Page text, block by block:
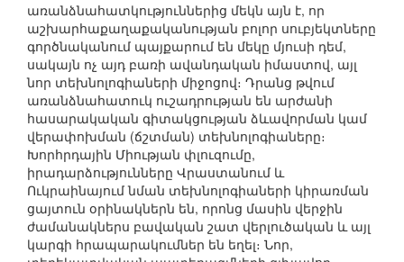
առանձնահատկություններից մեկն այն է, որ
աշխարհաքաղաքականության բոլոր սուբյեկտները
գործնականում պայքարում են մեկը մյուսի դեմ,
սակայն ոչ այդ բառի ավանդական իմաստով, այլ
նոր տեխնոլոգիաների միջոցով։ Դրանց թվում
առանձնահատուկ ուշադրության են արժանի
հասարակական գիտակցության ձևավորման կամ
վերափոխման (ճշտման) տեխնոլոգիաները։
Խորհրդային Միության փլուզումը,
իրադարձությունները Վրաստանում և
Ուկրաինայում նման տեխնոլոգիաների կիրառման
ցայտուն օրինակներն են, որոնց մասին վերջին
ժամանակներս բավական շատ վերլուծական և այլ
կարգի հրապարակումներ են եղել։ Նոր,